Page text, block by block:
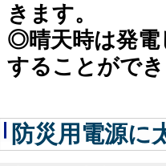
きます。
◎晴天時は発電
することがで
防災用電源に